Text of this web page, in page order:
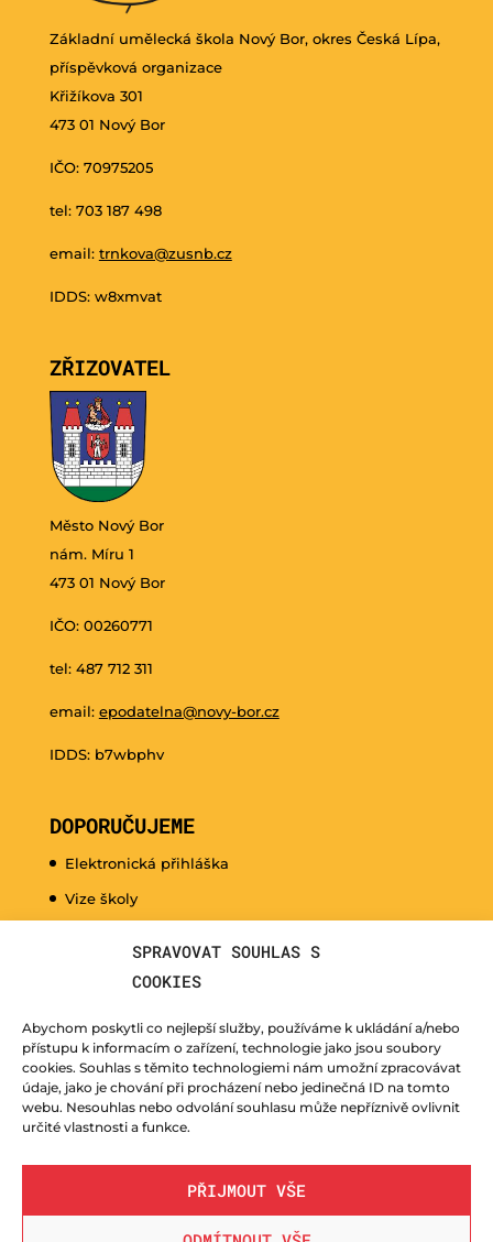
SPRAVOVAT SOUHLAS S
COOKIES
Abychom poskytli co nejlepší služby, používáme k ukládání a/nebo
přístupu k informacím o zařízení, technologie jako jsou soubory
cookies. Souhlas s těmito technologiemi nám umožní zpracovávat
údaje, jako je chování při procházení nebo jedinečná ID na tomto
webu. Nesouhlas nebo odvolání souhlasu může nepříznivě ovlivnit
určité vlastnosti a funkce.
PŘIJMOUT VŠE
Základní umělecká škola Nový Bor, okres Česká Lípa,
příspěvková organizace
Křižíkova 301
473 01 Nový Bor
IČO: 70975205
tel: 703 187 498
email: trnkova@zusnb.cz
IDDS: w8xmvat
ZŘIZOVATEL
Město Nový Bor
nám. Míru 1
473 01 Nový Bor
IČO: 00260771
tel: 487 712 311
email: epodatelna@novy-bor.cz
IDDS: b7wbphv
DOPORUČUJEME
Elektronická přihláška
Vize školy
Kurzy pro veřejnost
Fotogalerie
Učitelé